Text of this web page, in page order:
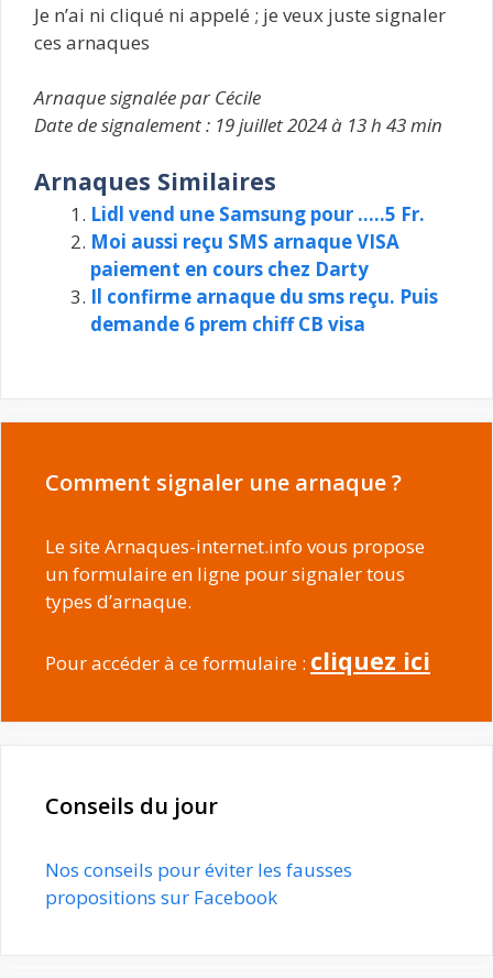
Je n’ai ni cliqué ni appelé ; je veux juste signaler
ces arnaques
Arnaque signalée par Cécile
Date de signalement : 19 juillet 2024 à 13 h 43 min
Arnaques Similaires
Lidl vend une Samsung pour …..5 Fr.
Moi aussi reçu SMS arnaque VISA
paiement en cours chez Darty
Il confirme arnaque du sms reçu. Puis
demande 6 prem chiff CB visa
Comment signaler une arnaque ?
Le site Arnaques-internet.info vous propose
un formulaire en ligne pour signaler tous
types d’arnaque.
Pour accéder à ce formulaire : cliquez ici
Conseils du jour
Nos conseils pour éviter les fausses
propositions sur Facebook